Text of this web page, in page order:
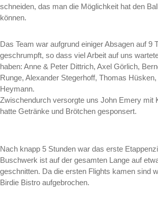
schneiden, das man die Möglichkeit hat den
können.
Das Team war aufgrund einiger Absagen auf 9
geschrumpft, so dass viel Arbeit auf uns
haben: Anne & Peter Dittrich, Axel Görlich,
Runge, Alexander Stegerhoff, Thomas
Heymann.
Zwischendurch versorgte uns John Emery mit
hatte Getränke und Brötchen gesponsert.
Nach knapp 5 Stunden war das erste
Buschwerk ist auf der gesamten Lange auf
geschnitten. Da die ersten Flights kamen sind
Birdie Bistro aufgebrochen.